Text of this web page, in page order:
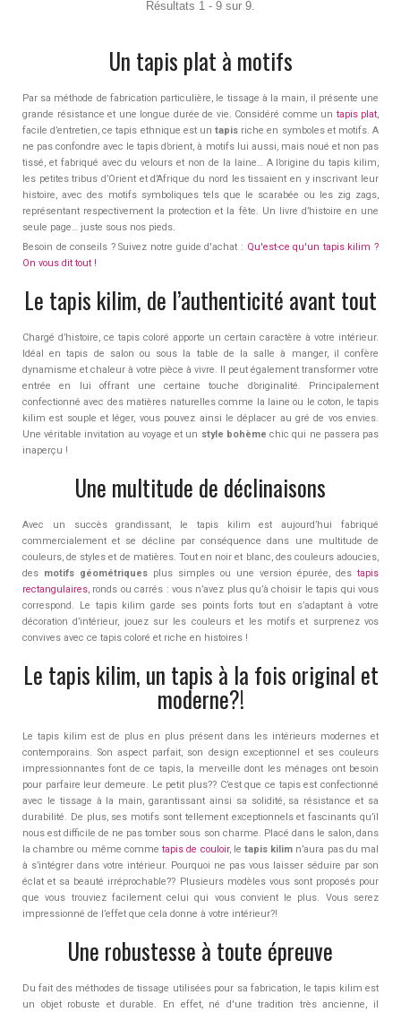
Résultats 1 - 9 sur 9.
Un tapis plat à motifs
Par sa méthode de fabrication particulière, le tissage à la main, il présente une
grande résistance et une longue durée de vie. Considéré comme un tapis plat,
facile d’entretien, ce tapis ethnique est untapis riche en symboles et motifs. A
ne pas confondre avec le tapis d’orient, à motifs lui aussi, mais noué et non pas
tissé, et fabriqué avec du velours et non de la laine… A l’origine du tapis kilim,
les petites tribus d’Orient et d’Afrique du nord les tissaient en y inscrivant leur
histoire, avec des motifs symboliques tels que le scarabée ou les zig zags,
représentant respectivement la protection et la fête. Un livre d’histoire en une
seule page… juste sous nos pieds.
Besoin de conseils ? Suivez notre guide d'achat : Qu'est-ce qu'un tapis kilim ?
On vous dit tout !
Le tapis kilim, de l’authenticité avant tout
Chargé d’histoire, ce tapis coloré apporte un certain caractère à votre intérieur.
Idéal en tapis de salon ou sous la table de la salle à manger, il confère
dynamisme et chaleur à votre pièce à vivre. Il peut également transformer votre
entrée en lui offrant une certaine touche d’originalité. Principalement
confectionné avec des matières naturelles comme la laine ou le coton, le tapis
kilim est souple et léger, vous pouvez ainsi le déplacer au gré de vos envies.
Une véritable invitation au voyage et un style bohèmechic qui ne passera pas
inaperçu !
Une multitude de déclinaisons
Avec un succès grandissant, le tapis kilim est aujourd’hui fabriqué
commercialement et se décline par conséquence dans une multitude de
couleurs, de styles et de matières. Tout en noir et blanc, des couleurs adoucies,
des motifs géométriques plus simples ou une version épurée, des tapis
rectangulaires, ronds ou carrés : vous n’avez plus qu’à choisir le tapis qui vous
correspond. Le tapis kilim garde ses points forts tout en s’adaptant à votre
décoration d’intérieur, jouez sur les couleurs et les motifs et surprenez vos
convives avec ce tapis coloré et riche en histoires !
Le tapis kilim, un tapis à la fois original et
moderne?!
Le tapis kilim est de plus en plus présent dans les intérieurs modernes et
contemporains. Son aspect parfait, son design exceptionnel et ses couleurs
impressionnantes font de ce tapis, la merveille dont les ménages ont besoin
pour parfaire leur demeure. Le petit plus?? C’est que ce tapis est confectionné
avec le tissage à la main, garantissant ainsi sa solidité, sa résistance et sa
durabilité. De plus, ses motifs sont tellement exceptionnels et fascinants qu’il
nous est difficile de ne pas tomber sous son charme. Placé dans le salon, dans
la chambre ou même commetapis de couloir, le tapis kilim n’aura pas du mal
à s’intégrer dans votre intérieur. Pourquoi ne pas vous laisser séduire par son
éclat et sa beauté irréprochable?? Plusieurs modèles vous sont proposés pour
que vous trouviez facilement celui qui vous convient le plus. Vous serez
impressionné de l’effet que cela donne à votre intérieur?!
Une robustesse à toute épreuve
Du fait des méthodes de tissage utilisées pour sa fabrication, le tapis kilim est
un objet robuste et durable. En effet, né d'une tradition très ancienne, il